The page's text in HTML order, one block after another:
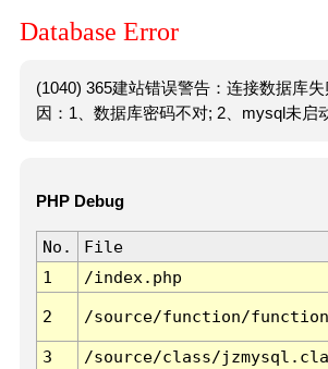
Database Error
(1040) 365建站错误警告：连接数据库
因：1、数据库密码不对; 2、mysql未启
PHP Debug
No. File
1
/index.php
2 /source/function/
3 /source/class/